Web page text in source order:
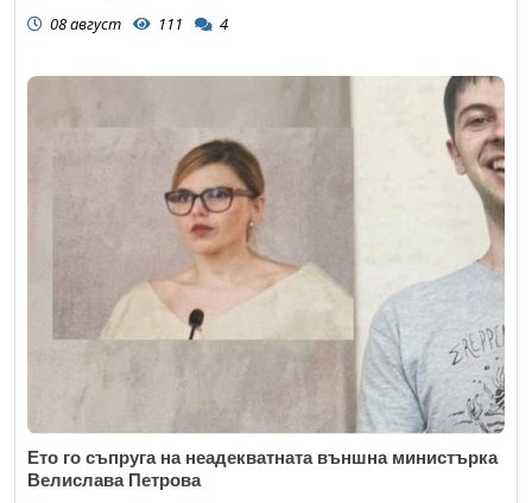
08 август 111 4
Ето го съпруга на неадекватната външна министърка
Велислава Петрова